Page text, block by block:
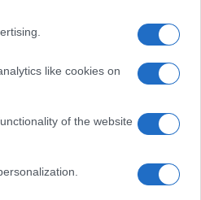
like cookies on
of the website
dello
bilancio